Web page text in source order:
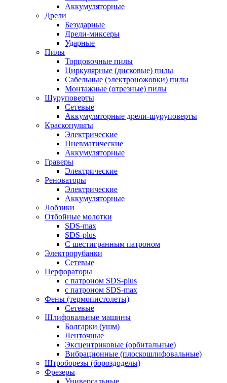
Аккумуляторные
Дрели
Безударные
Дрели-миксеры
Ударные
Пилы
Торцовочные пилы
Циркулярные (дисковые) пилы
Сабельные (электроножовки) пилы
Монтажные (отрезные) пилы
Шуруповерты
Сетевые
Аккумуляторные дрели-шуруповерты
Краскопульты
Электрические
Пневматические
Аккумуляторные
Граверы
Электрические
Реноваторы
Электрические
Аккумуляторные
Лобзики
Отбойные молотки
SDS-max
SDS-plus
С шестигранным патроном
Электрорубанки
Сетевые
Перфораторы
с патроном SDS-plus
с патроном SDS-max
Фены (термопистолеты)
Сетевые
Шлифовальные машины
Болгарки (ушм)
Ленточные
Эксцентриковые (орбитальные)
Вибрационные (плоскошлифовальные)
Штроборезы (бороздоделы)
Фрезеры
Универсальные